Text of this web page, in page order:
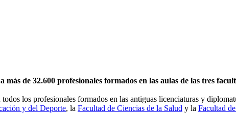
de 32.600 profesionales formados en las aulas de las tres
los profesionales formados en las antiguas licenciaturas y
y del Deporte, la Facultad de Ciencias de la Salud y la Facultad